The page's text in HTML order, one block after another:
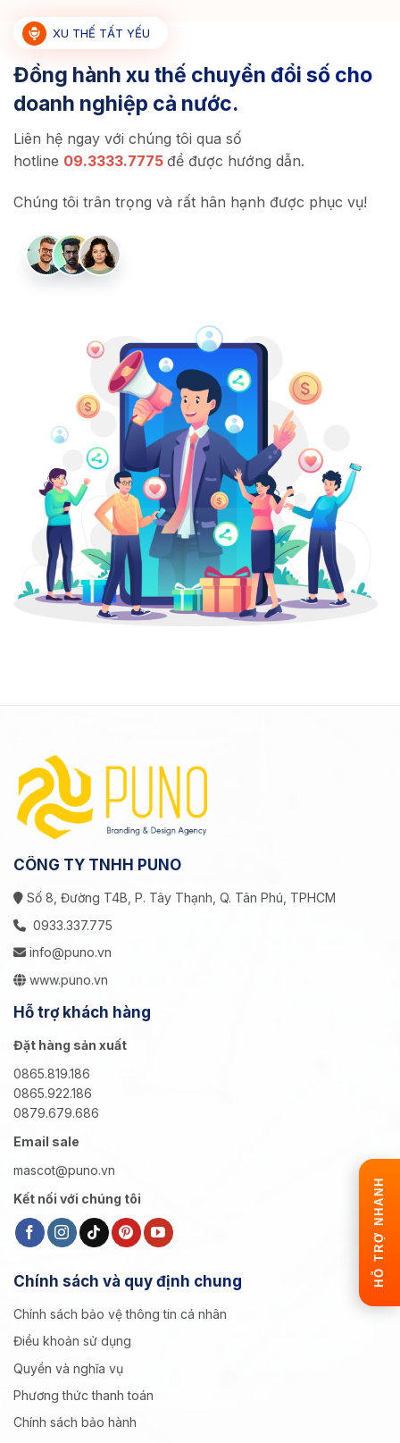
XU THẾ TẤT YẾU
Đồng hành xu thế chuyển đổi số cho
doanh nghiệp cả nước.
Liên hệ ngay với chúng tôi qua số
hotline 09.3333.7775 để được hướng dẫn.
Chúng tôi trân trọng và rất hân hạnh được phục vụ!
CÔNG TY TNHH PUNO
Số 8, Đường T4B, P. Tây Thạnh, Q. Tân Phú, TPHCM
0933.337.775
info@puno.vn
www.puno.vn
Hỗ trợ khách hàng
Đặt hàng sản xuất
0865.819.186
0865.922.186
0879.679.686
Email sale
mascot@puno.vn
Kết nối với chúng tôi
Chính sách và quy định chung
Chính sách bảo vệ thông tin cá nhân
Điều khoản sử dụng
Quyền và nghĩa vụ
Phương thức thanh toán
Chính sách bảo hành
HỖ TRỢ NHANH